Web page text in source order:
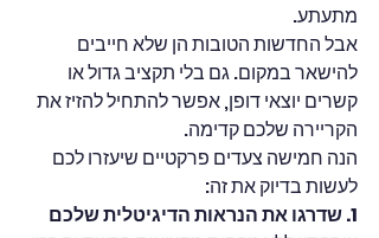
מתעתע.
אבל החדשות הטובות הן שלא חייבים
להישאר במקום. גם בלי תקציב גדול או
קשרים יוצאי דופן, אפשר להתחיל להזיז את
הקריירה שלכם קדימה.
הנה חמישה צעדים פרקטיים שיעזרו לכם
לעשות בדיוק את זה:
1. שדרגו את הנראות הדיגיטלית שלכם